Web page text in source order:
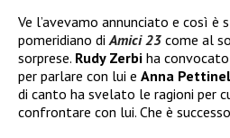
Ve l’avevamo annunciato e così
pomeridiano diAmici 23 come al
sorprese. Rudy Zerbi ha
per parlare con lui e Anna
di canto ha svelato le ragioni per
confrontare con lui. Che è